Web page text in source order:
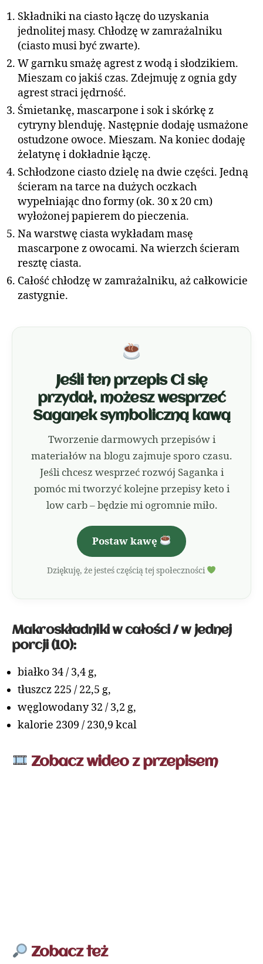
Składniki na ciasto łączę do uzyskania
jednolitej masy. Chłodzę w zamrażalniku
(ciasto musi być zwarte).
W garnku smażę agrest z wodą i słodzikiem.
Mieszam co jakiś czas. Zdejmuję z ognia gdy
agrest straci jędrność.
Śmietankę, mascarpone i sok i skórkę z
cytryny blenduję. Następnie dodaję usmażone
ostudzone owoce. Mieszam. Na koniec dodaję
żelatynę i dokładnie łączę.
Schłodzone ciasto dzielę na dwie części. Jedną
ścieram na tarce na dużych oczkach
wypełniając dno formy (ok. 30 x 20 cm)
wyłożonej papierem do pieczenia.
Na warstwę ciasta wykładam masę
mascarpone z owocami. Na wierzch ścieram
resztę ciasta.
Całość chłodzę w zamrażalniku, aż całkowicie
zastygnie.
Jeśli ten przepis Ci się
przydał, możesz wesprzeć
Saganek symboliczną kawą
Tworzenie darmowych przepisów i
materiałów na blogu zajmuje sporo czasu.
Jeśli chcesz wesprzeć rozwój Saganka i
pomóc mi tworzyć kolejne przepisy keto i
low carb – będzie mi ogromnie miło.
Postaw kawę
Dziękuję, że jesteś częścią tej społeczności
Makroskładniki w całości / w jednej
porcji (10):
białko 34 / 3,4 g,
tłuszcz 225 / 22,5 g,
węglowodany 32 / 3,2 g,
kalorie 2309 / 230,9 kcal
Zobacz wideo z przepisem
Zobacz też